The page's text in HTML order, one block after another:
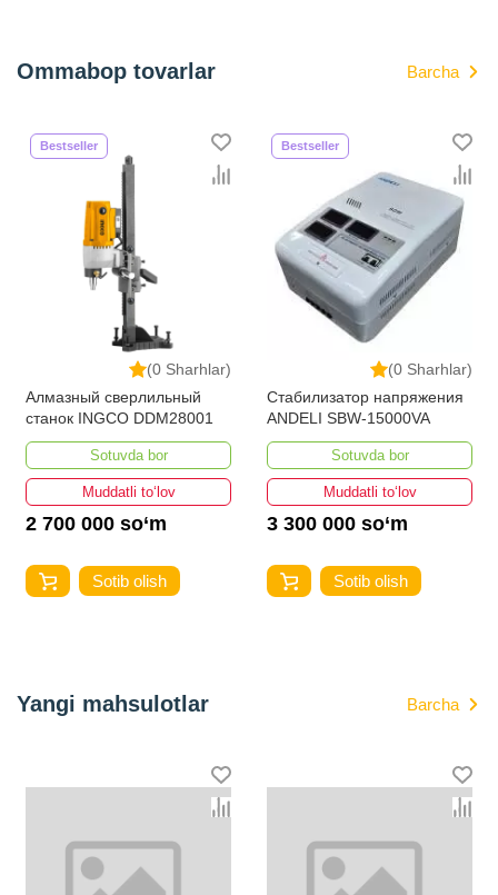
Ommabop tovarlar Barcha
(0 Sharhlar)
Bestseller
Алмазный сверлильный
станок INGCO DDM28001
Sotuvda bor
Muddatli to‘lov
2 700 000 so‘m
Sotib olish
(0 Sharhlar)
Bestseller
Стабилизатор напряжения
ANDELI SBW-15000VA
Sotuvda bor
Muddatli to‘lov
3 300 000 so‘m
Sotib olish
Yangi mahsulotlar Barcha